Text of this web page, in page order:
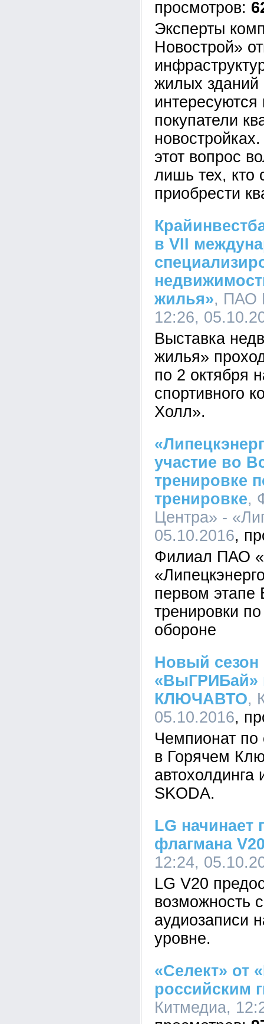
Эксперты
Новострой»
жилых зданий
интересуются
покупатели
этот вопрос
лишь тех, кто
приобрести
в VII
жилья», ПАО
12:26,
Выставка
жилья»
по 2 октября
спортивного
Холл».
участие во
тренировке
тренировке,
Центра» -
05.10.2016
Филиал ПАО
первом этапе
тренировки
обороне
Новый сезон
«ВыГРИБай»
КЛЮЧАВТО,
05.10.2016
Чемпионат по
в Горячем
автохолдинга
SKODA.
LG начинает
флагмана
12:24,
LG V20
возможность
аудиозаписи
уровне.
«Селект» от
российским
Китмедиа,